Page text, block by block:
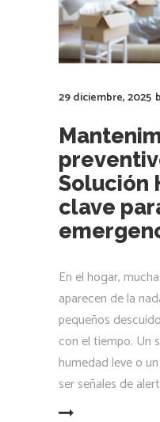
29 diciembre, 2025
Solución
clave
En el hogar,
aparecen de la
pequeños
con el tiempo. Un
humedad leve o
ser señales de